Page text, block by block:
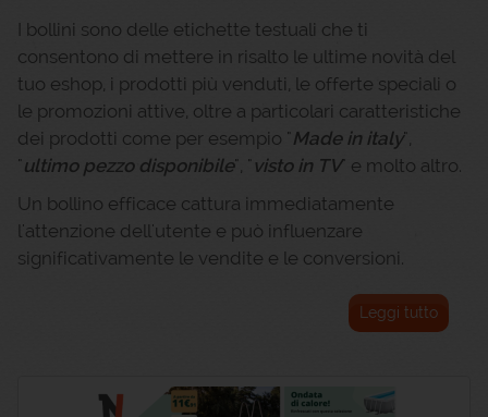
I bollini sono delle etichette testuali che ti
consentono di mettere in risalto le ultime novità del
tuo eshop, i prodotti più venduti, le offerte speciali o
le promozioni attive, oltre a particolari caratteristiche
dei prodotti come per esempio " Made in italy",
" ultimo pezzo disponibile", " visto in TV" e molto altro.
Un bollino efficace cattura immediatamente
l'attenzione dell'utente e può influenzare
significativamente le vendite e le conversioni.
Leggi tutto